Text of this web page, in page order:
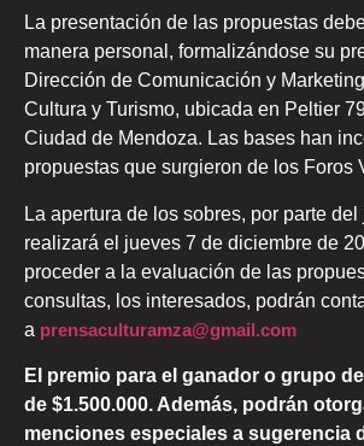
La presentación de las propuestas
manera personal, formalizándose su
Dirección de Comunicación y
Cultura y Turismo, ubicada en Peltier
Ciudad de Mendoza. Las bases han
propuestas que surgieron de los Foros
La apertura de los sobres, por parte del
realizará el jueves 7 de diciembre de
proceder a la evaluación de las
consultas, los interesados, podrán
a prensaculturamza@gmail.com
El premio para el ganador o grupo
de $1.500.000. Además, podrán
menciones especiales a sugerencia